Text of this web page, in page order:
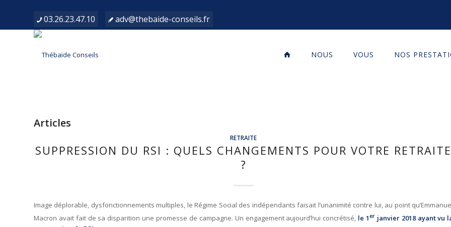
03.26.23.47.10 adv@thebaide-conseils.fr
NOUS VOUS NOS
Articles
RETRAITE
SUPPRESSION DU RSI : QUELS CHANGEMENTS POUR VOTRE RETRAITE
?
Image déplorable, dysfonctionnements multiples, le Régime Social des indépendants faisait l’unanimité contre lui, au point
Macron avait fait de sa disparition une promesse de campagne. Un engagement aujourd’hui concrétisé, le 1erjanvier 2018 ayant vu